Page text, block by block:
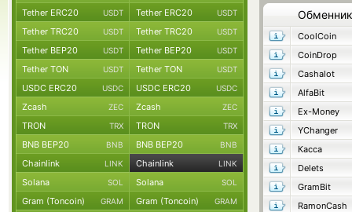
Обменник
CoolCoin
CoinDrop
Cashalot
AlfaBit
Ex-Money
YChanger
Касса
Delets
GramBit
RamonCash
Tether ERC20 USDT Tether ERC20 USDT
Tether TRC20 USDT Tether TRC20 USDT
Tether BEP20 USDT Tether BEP20 USDT
Tether TON USDT Tether TON USDT
USDC ERC20 USDC USDC ERC20 USDC
Zcash ZEC Zcash ZEC
TRON TRX TRON TRX
BNB BEP20 BNB BNB BEP20 BNB
Chainlink LINK Chainlink LINK
Solana SOL Solana SOL
Gram (Toncoin) GRAM Gram (Toncoin) GRAM